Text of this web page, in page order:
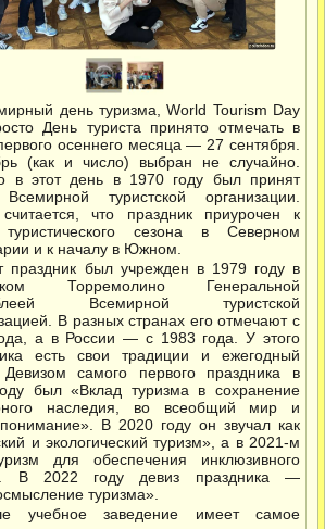
день туризма, World Tourism Day
День туриста принято отмечать в
осеннего месяца — 27 сентября.
(как и число) выбран не случайно.
в этот день в 1970 году был принят
туристской организации.
что праздник приурочен к
сезона в Северном
и к началу в Южном.
праздник был учрежден в 1979 году в
Торремолино Генеральной
Всемирной туристской
В разных странах его отмечают с
а в России — с 1983 года. У этого
есть свои традиции и ежегодный
Девизом самого первого праздника в
был «Вклад туризма в сохранение
наследия, во всеобщий мир и
В 2020 году он звучал как
и экологический туризм», а в 2021-м
для обеспечения инклюзивного
В 2022 году девиз праздника —
туризма».
учебное заведение имеет самое